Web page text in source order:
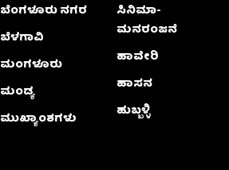
ಬೆಂಗಳೂರು ನಗರ
ಬೆಳಗಾವಿ
ಮಂಗಳೂರು
ಮಂಡ್ಯ
ಮುಖ್ಯಾಂಶಗಳು
ಸಿನಿಮಾ-
ಮನರಂಜನೆ
ಹಾವೇರಿ
ಹಾಸನ
ಹುಬ್ಬಳ್ಳಿ